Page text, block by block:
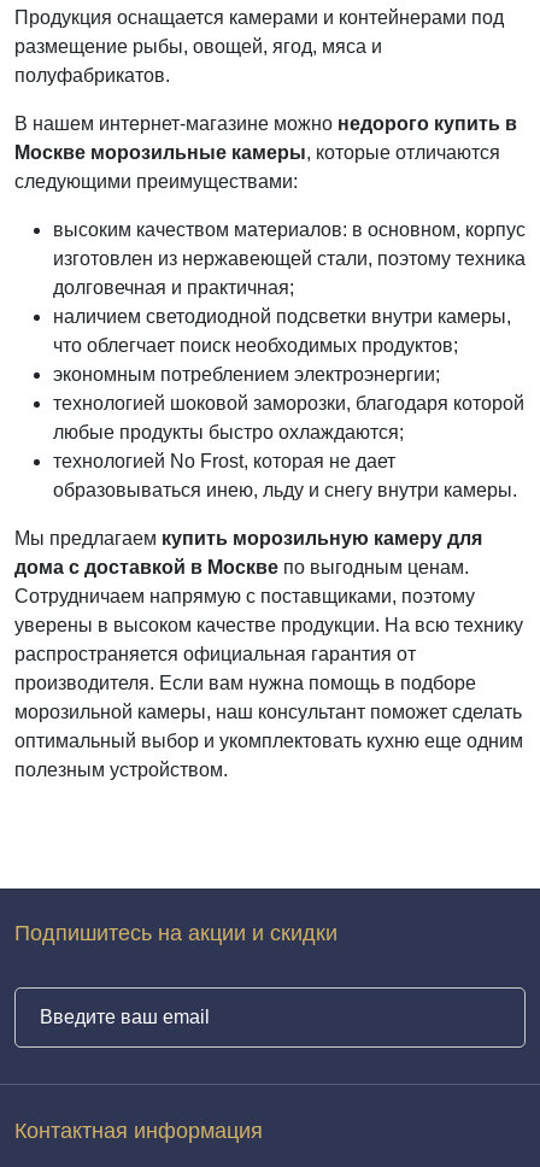
Продукция оснащается камерами и контейнерами под
размещение рыбы, овощей, ягод, мяса и
полуфабрикатов.
В нашем интернет-магазине можно недорого купить в
Москве морозильные камеры, которые отличаются
следующими преимуществами:
высоким качеством материалов: в основном, корпус
изготовлен из нержавеющей стали, поэтому техника
долговечная и практичная;
наличием светодиодной подсветки внутри камеры,
что облегчает поиск необходимых продуктов;
экономным потреблением электроэнергии;
технологией шоковой заморозки, благодаря которой
любые продукты быстро охлаждаются;
технологией No Frost, которая не дает
образовываться инею, льду и снегу внутри камеры.
Мы предлагаем купить морозильную камеру для
дома с доставкой в Москве по выгодным ценам.
Сотрудничаем напрямую с поставщиками, поэтому
уверены в высоком качестве продукции. На всю технику
распространяется официальная гарантия от
производителя. Если вам нужна помощь в подборе
морозильной камеры, наш консультант поможет сделать
оптимальный выбор и укомплектовать кухню еще одним
полезным устройством.
Контактная информация
Подпишитесь на акции и скидки